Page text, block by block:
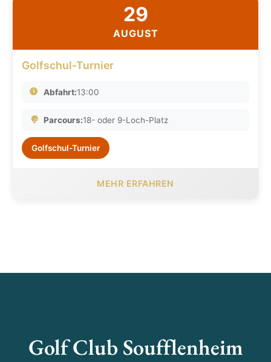
29
AUGUST
Golfschul-Turnier
Abfahrt:13:00
Parcours:18- oder 9-Loch-Platz
Golfschul-Turnier
MEHR ERFAHREN
Golf Club Soufflenheim